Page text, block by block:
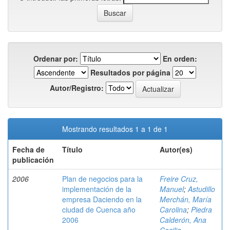
Ordenar por:
En orden:
Resultados por página
Autor/Registro:
Mostrando resultados 1 a 1 de 1
Fecha de
publicación
Título Autor(es)
2006
Plan de negocios para la
implementación de la
empresa Daciendo en la
ciudad de Cuenca año
2006
Freire Cruz,
Manuel;Astudillo
Merchán, María
Carolina; Piedra
Calderón, Ana